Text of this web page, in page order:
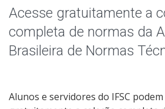
Portal Capes
Capacitações Online
Acesse gratuitamente a
completa de normas da
Brasileira de Normas
Alunos e servidores do IFSC